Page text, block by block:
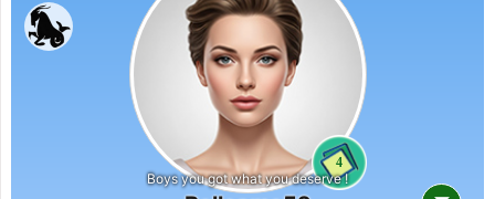
4
Boys you got what you deserve !